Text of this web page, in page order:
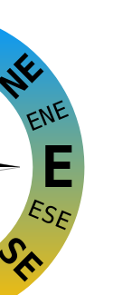
E
ENE
ESE